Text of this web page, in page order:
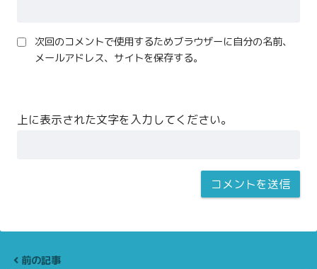
次回のコメントで使用するためブラウザーに自分の名前、
メールアドレス、サイトを保存する。
上に表示された文字を入力してください。
前の記事